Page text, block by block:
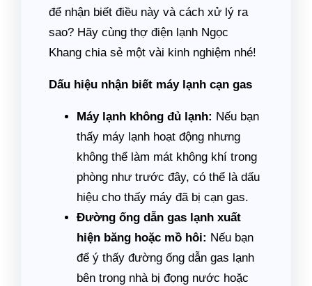
để nhận biết điều này và cách xử lý ra
sao? Hãy cùng thợ điện lạnh Ngọc
Khang chia sẻ một vài kinh nghiệm nhé!
Dấu hiệu nhận biết máy lạnh cạn gas
Máy lạnh không đủ lạnh: Nếu bạn
thấy máy lạnh hoạt động nhưng
không thể làm mát không khí trong
phòng như trước đây, có thể là dấu
hiệu cho thấy máy đã bị cạn gas.
Đường ống dẫn gas lạnh xuất
hiện băng hoặc mồ hôi: Nếu bạn
để ý thấy đường ống dẫn gas lạnh
bên trong nhà bị đọng nước hoặc